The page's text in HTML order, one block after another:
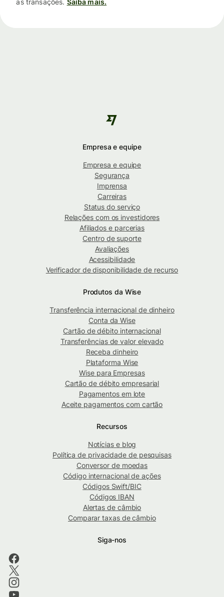
as transações. Saiba mais.
Empresa e equipe
Empresa e equipe
Segurança
Imprensa
Carreiras
Status do serviço
Relações com os investidores
Afiliados e parcerias
Centro de suporte
Avaliações
Acessibilidade
Verificador de disponibilidade de recurso
Produtos da Wise
Transferência internacional de dinheiro
Conta da Wise
Cartão de débito internacional
Transferências de valor elevado
Receba dinheiro
Plataforma Wise
Wise para Empresas
Cartão de débito empresarial
Pagamentos em lote
Aceite pagamentos com cartão
Recursos
Notícias e blog
Política de privacidade de pesquisas
Conversor de moedas
Código internacional de ações
Códigos Swift/BIC
Códigos IBAN
Alertas de câmbio
Comparar taxas de câmbio
Siga-nos